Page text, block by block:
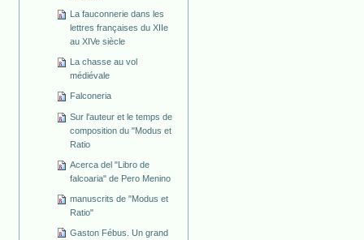
La fauconnerie dans les
lettres françaises du XIIe
au XIVe siècle
La chasse au vol
médiévale
Falconeria
Sur l'auteur et le temps de
composition du "Modus et
Ratio
Acerca del "Libro de
falcoaria" de Pero Menino
manuscrits de "Modus et
Ratio"
Gaston Fébus. Un grand